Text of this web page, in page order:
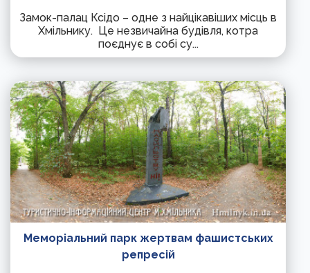
Замок-палац Ксідо – одне з найцікавіших місць в
Хмільнику. Це незвичайна будівля, котра
поєднує в собі су...
Меморіальний парк жертвам фашистських
репресій